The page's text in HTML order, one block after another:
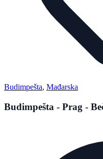
Budimpešta, Mađarska
Budimpešta - Prag -